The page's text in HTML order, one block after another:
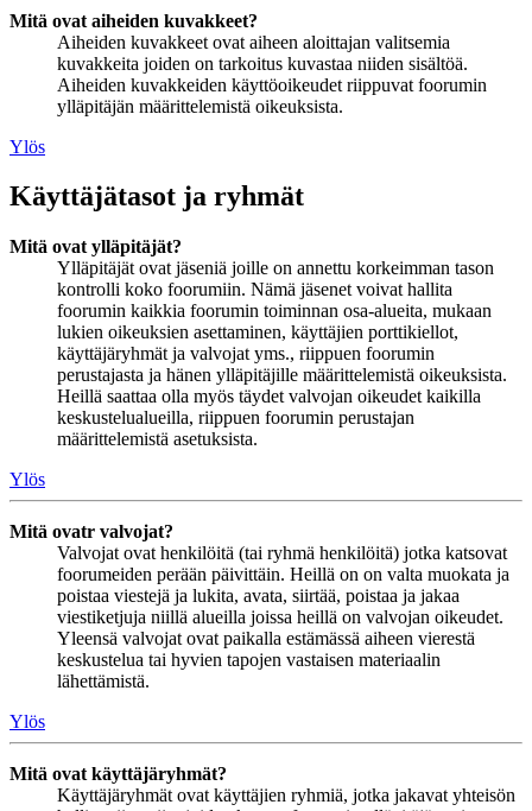
Mitä ovat aiheiden kuvakkeet?
Aiheiden kuvakkeet ovat aiheen aloittajan valitsemia
kuvakkeita joiden on tarkoitus kuvastaa niiden sisältöä.
Aiheiden kuvakkeiden käyttöoikeudet riippuvat foorumin
ylläpitäjän määrittelemistä oikeuksista.
Ylös
Käyttäjätasot ja ryhmät
Mitä ovat ylläpitäjät?
Ylläpitäjät ovat jäseniä joille on annettu korkeimman tason
kontrolli koko foorumiin. Nämä jäsenet voivat hallita
foorumin kaikkia foorumin toiminnan osa-alueita, mukaan
lukien oikeuksien asettaminen, käyttäjien porttikiellot,
käyttäjäryhmät ja valvojat yms., riippuen foorumin
perustajasta ja hänen ylläpitäjille määrittelemistä oikeuksista.
Heillä saattaa olla myös täydet valvojan oikeudet kaikilla
keskustelualueilla, riippuen foorumin perustajan
määrittelemistä asetuksista.
Ylös
Mitä ovatr valvojat?
Valvojat ovat henkilöitä (tai ryhmä henkilöitä) jotka katsovat
foorumeiden perään päivittäin. Heillä on on valta muokata ja
poistaa viestejä ja lukita, avata, siirtää, poistaa ja jakaa
viestiketjuja niillä alueilla joissa heillä on valvojan oikeudet.
Yleensä valvojat ovat paikalla estämässä aiheen vierestä
keskustelua tai hyvien tapojen vastaisen materiaalin
lähettämistä.
Ylös
Mitä ovat käyttäjäryhmät?
Käyttäjäryhmät ovat käyttäjien ryhmiä, jotka jakavat yhteisön